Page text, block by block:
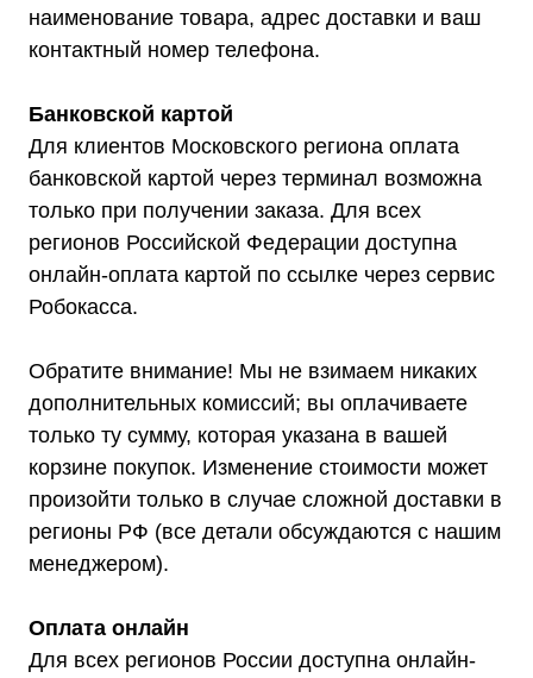
наименование товара, адрес доставки и ваш
контактный номер телефона.
Банковской картой
Для клиентов Московского региона оплата
банковской картой через терминал возможна
только при получении заказа. Для всех
регионов Российской Федерации доступна
онлайн-оплата картой по ссылке через сервис
Робокасса.
Обратите внимание! Мы не взимаем никаких
дополнительных комиссий; вы оплачиваете
только ту сумму, которая указана в вашей
корзине покупок. Изменение стоимости может
произойти только в случае сложной доставки в
регионы РФ (все детали обсуждаются с нашим
менеджером).
Оплата онлайн
Для всех регионов России доступна онлайн-
О компании
Доставка
Оплата
Гарантии
Статьи
Контакты
Условия оформления заказа
Реквизиты
Режим работы: Пн-Пт: 9:00 —
info@shtil-stab.ru
+7 (495) 150-17-07
проезд, д. 10, стр. 11
8 (800) 444-75-17